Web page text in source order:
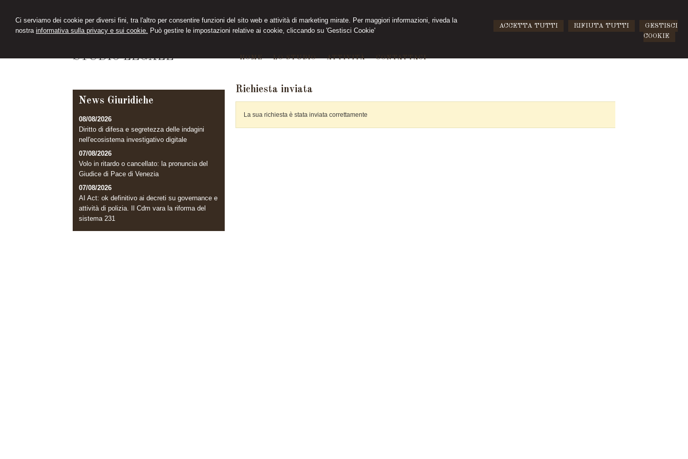
Ci serviamo dei cookie per diversi fini, tra l'altro per consentire funzioni del sito web e attività di marketing mirate. Per maggiori informazioni, riveda la
nostra informativa sulla privacy e sui cookie. Può gestire le impostazioni relative ai cookie, cliccando su 'Gestisci Cookie'
ACCETTA TUTTI RIFIUTA TUTTI
GESTISCI
COOKIE
STUDIO LEGALE HOME LO STUDIO ATTIVITÀ CONTATTACI
Richiesta inviata
La sua richiesta è stata inviata correttamente
News Giuridiche
08/08/2026
Diritto di difesa e segretezza delle indagini
nell'ecosistema investigativo digitale
07/08/2026
Volo in ritardo o cancellato: la pronuncia del
Giudice di Pace di Venezia
07/08/2026
AI Act: ok definitivo ai decreti su governance e
attività di polizia. Il Cdm vara la riforma del
sistema 231